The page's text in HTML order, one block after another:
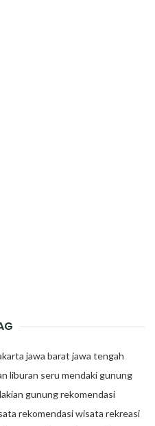
jawa barat jawa tengah
liburan seru mendaki gunung
gunungrekomendasi
rekomendasi wisata rekreasi